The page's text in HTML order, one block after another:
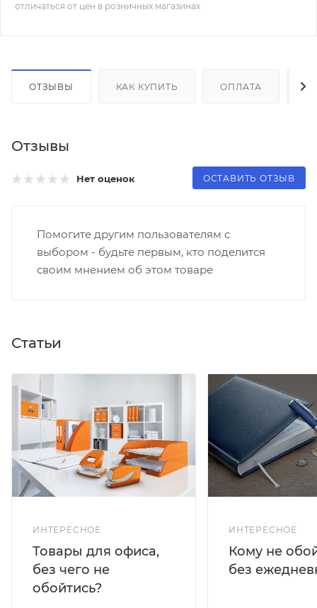
отличаться от цен в розничных магазинах
ОТЗЫВЫ КАК КУПИТЬ ОПЛАТА
Отзывы
Нет оценок ОСТАВИТЬ ОТЗЫВ
Помогите другим пользователям с
выбором - будьте первым, кто поделится
своим мнением об этом товаре
Статьи
ИНТЕРЕСНОЕ
Товары для офиса,
без чего не
обойтись?
ИНТЕРЕСНОЕ
Кому не
без